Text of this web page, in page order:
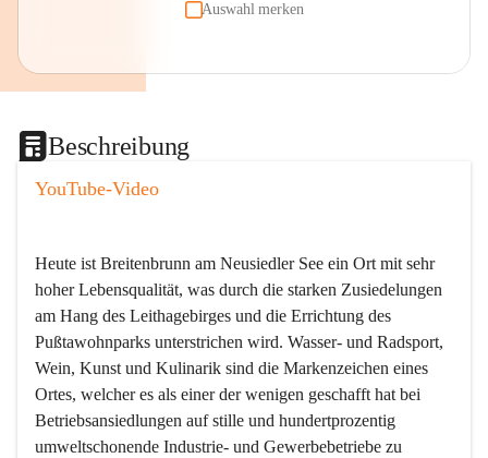
Auswahl merken
Beschreibung
YouTube-Video
Heute ist Breitenbrunn am Neusiedler See ein Ort mit sehr
hoher Lebensqualität, was durch die starken Zusiedelungen
am Hang des Leithagebirges und die Errichtung des
Pußtawohnparks unterstrichen wird. Wasser- und Radsport,
Wein, Kunst und Kulinarik sind die Markenzeichen eines
Ortes, welcher es als einer der wenigen geschafft hat bei
Betriebsansiedlungen auf stille und hundertprozentig
umweltschonende Industrie- und Gewerbebetriebe zu